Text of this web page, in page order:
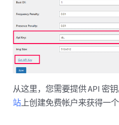
从这里，您需要提供 API 密
站 上创建免费帐户来获得一个